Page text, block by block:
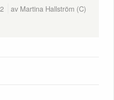
av Martina Hallström (C)